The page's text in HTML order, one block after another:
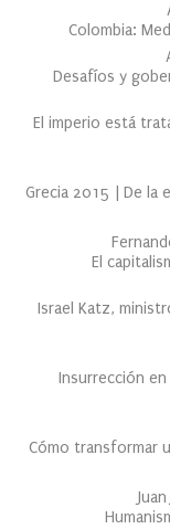
Colombia:
Desafíos y
El imperio está
Grecia 2015 | De la
El
Israel Katz,
Insurrección
Cómo transformar